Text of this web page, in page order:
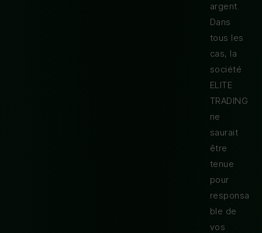
argent.
Dans
tous les
cas, la
société
ELITE
TRADING
ne
saurait
être
tenue
pour
responsa
ble de
vos